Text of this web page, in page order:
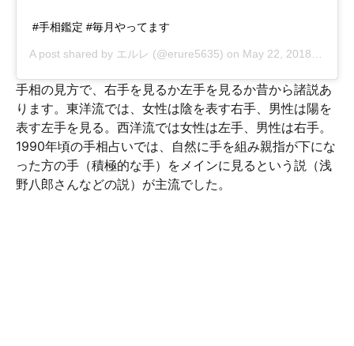
#手相鑑定 #毎月やってます
A post shared by エルレ (@erure5635) on May 22, 2018 at 10:28pm PDT
手相の見方で、右手を見るか左手を見るか昔から諸説あ
ります。東洋流では、女性は陰を表す右手、男性は陽を
表す左手を見る。西洋流では女性は左手、男性は右手。
1990年頃の手相占いでは、自然に手を組み親指が下にな
った方の手（積極的な手）をメインに見るという説（浅
野八郎さんなどの説）が主流でした。